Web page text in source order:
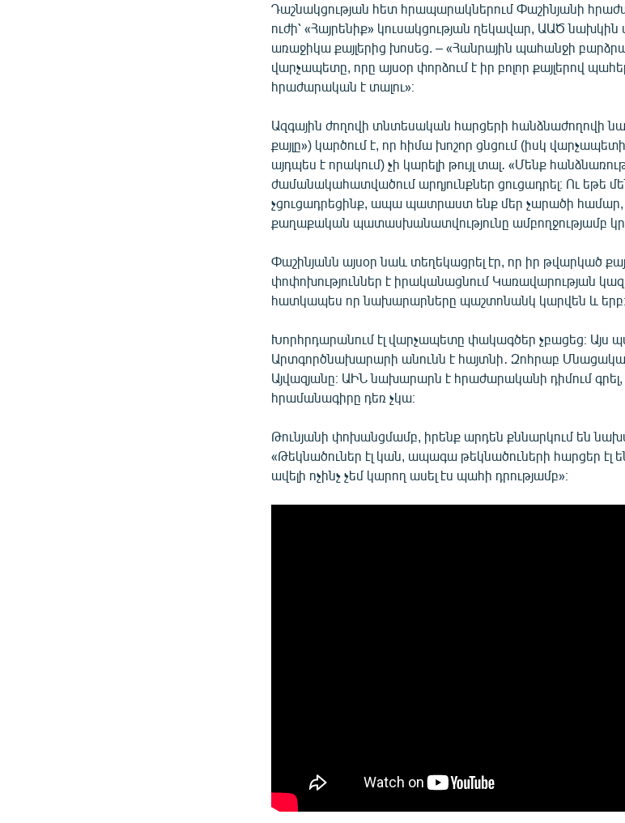
Դաշնակցության հետ հրապարակներում Փաշինյանի
ուժի՝ «Հայրենիք» կուսակցության ղեկավար, ԱԱԾ նախկին
առաջիկա քայլերից խոսեց. – «Հանրային պահանջի
վարչապետը, որը այսօր փորձում է իր բոլոր քայլերով
հրաժարական է տալու»։
Ազգային ժողովի տնտեսական հարցերի հանձնաժողովի
քայլը») կարծում է, որ հիմա խոշոր ցնցում (իսկ
այդպես է որակում) չի կարելի թույլ տալ․ «Մենք
ժամանակահատվածում արդյունքներ ցուցադրել։ Ու եթե
չցուցադրեցինք, ապա պատրաստ ենք մեր չարածի
քաղաքական պատասխանատվությունը ամբողջությամբ
Փաշինյանն այսօր նաև տեղեկացրել էր, որ իր թվարկած
փոփոխություններ է իրականացնում Կառավարության
հատկապես որ նախարարները պաշտոնանկ կարվեն և երբ։
Խորհրդարանում էլ վարչապետը փակագծեր չբացեց։ Այս
Արտգործնախարարի անունն է հայտնի․ Զոհրաբ
Այվազյանը։ ԱԻՆ նախարարն է հրաժարականի դիմում
հրամանագիրը դեռ չկա։
Թունյանի փոխանցմամբ, իրենք արդեն քննարկում են
«Թեկնածուներ էլ կան, ապագա թեկնածուների հարցեր էլ
ավելի ոչինչ չեմ կարող ասել էս պահի դրությամբ»։